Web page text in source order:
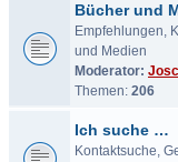
Bücher und
Empfehlungen,
und Medien
Moderator:
Themen: 206
Ich suche …
Kontaktsuche,